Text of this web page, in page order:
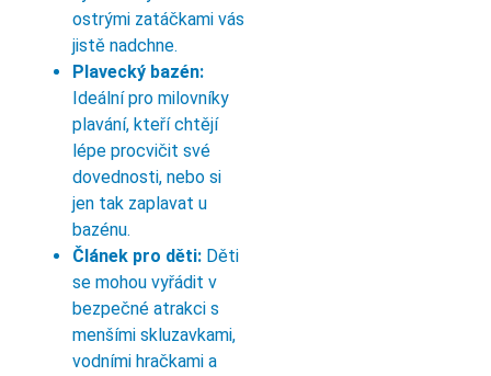
ostrými zatáčkami vás
jistě nadchne.
Plavecký bazén:
Ideální pro milovníky
plavání, kteří chtějí
lépe procvičit své
dovednosti, nebo si
jen tak zaplavat u
bazénu.
Článek pro děti: Děti
se mohou vyřádit v
bezpečné atrakci s
menšími skluzavkami,
vodními hračkami a